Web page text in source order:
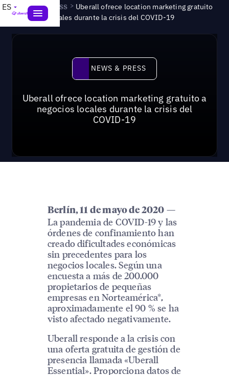
ES News & Press > Uberall ofrece location marketing gratuito
a negocios locales durante la crisis del COVID-19
News & Press
NEWS & PRESS
Uberall ofrece location marketing gratuito a
negocios locales durante la crisis del
COVID-19
Berlín, 11 de mayo de 2020 —
La pandemia de COVID-19 y las
órdenes de confinamiento han
creado dificultades económicas
sin precedentes para los
negocios locales. Según una
encuesta a más de 200.000
propietarios de pequeñas
empresas en Norteamérica*,
aproximadamente el 90 % se ha
visto afectado negativamente.
Uberall responde a la crisis con
una oferta gratuita de gestión de
presencia llamada «Uberall
Essential». Proporciona datos de